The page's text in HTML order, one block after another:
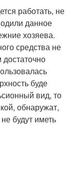
работать, не
данное
хозяева.
средства не
буде
вид, то
обнаружат,
будут иметь